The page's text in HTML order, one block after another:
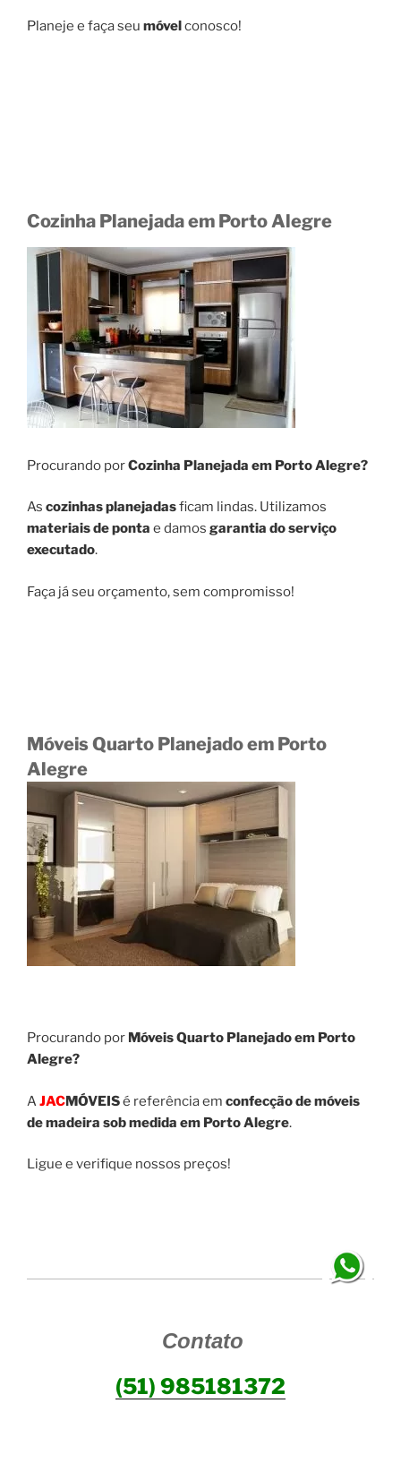
Planeje e faça seu móvelconosco!
Cozinha Planejada em Porto Alegre
Procurando porCozinha Planejada em Porto Alegre?
As cozinhas planejadasficam lindas. Utilizamos
materiais de ponta e damos garantia do serviço
executado.
Faça já seu orçamento, sem compromisso!
Móveis Quarto Planejado em Porto
Alegre
Procurando por Móveis Quarto Planejado em Porto
Alegre?
AJACMÓVEISé referência em confecção de móveis
de madeira sob medida em Porto Alegre.
Ligue e verifique nossos preços!
Contato
(51) 985181372